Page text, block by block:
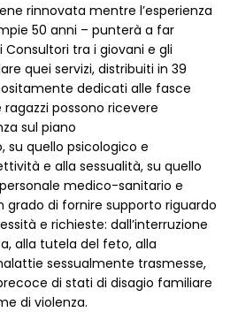
rinnovata mentre l’esperienza
50 anni – punterà a far
tra i giovani e gli
quei servizi, distribuiti in 39
dedicati alle fasce
ragazzi possono ricevere
sul piano
quello psicologico e
e alla sessualità, su quello
medico-sanitario e
grado di fornire supporto riguardo
e richieste: dall’interruzione
alla tutela del feto, alla
sessualmente trasmesse,
di stati di disagio familiare
di violenza.